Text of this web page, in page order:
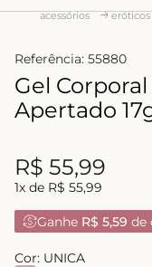
acessórios eróticos
Referência: 55880
Gel
Apertado
R$ 55,99
1x de R$ 55,99
Ganhe R$ 5,59 de
Cor: UNICA
kiss me
camisola
sutiã
anatomic
calcinha alta